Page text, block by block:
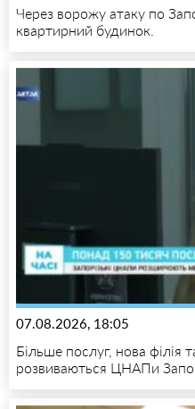
Через ворожу атаку по
квартирний будинок.
07.08.2026, 18:05
Більше послуг, нова філія
розвиваються ЦНАПи